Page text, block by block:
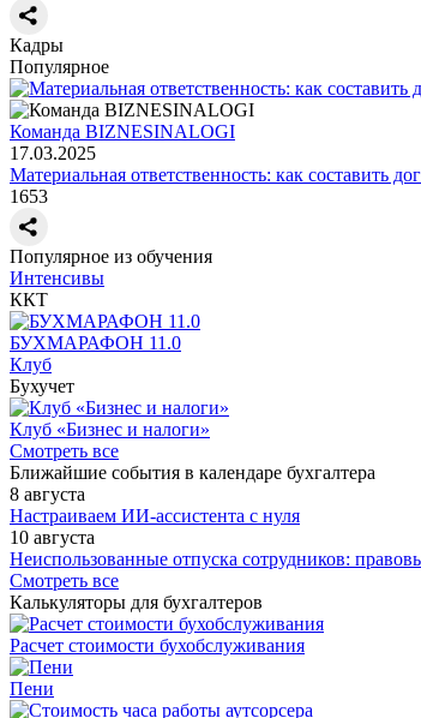
Кадры
Популярное
Команда BIZNESINALOGI
17.03.2025
Материальная ответственность: как составить
1653
Популярное из обучения
Интенсивы
ККТ
БУХМАРАФОН 11.0
Клуб
Бухучет
Клуб «Бизнес и налоги»
Смотреть все
Ближайшие события в календаре бухгалтера
8 августа
Настраиваем ИИ-ассистента с нуля
10 августа
Неиспользованные отпуска сотрудников:
Смотреть все
Калькуляторы для бухгалтеров
Расчет стоимости бухобслуживания
Пени